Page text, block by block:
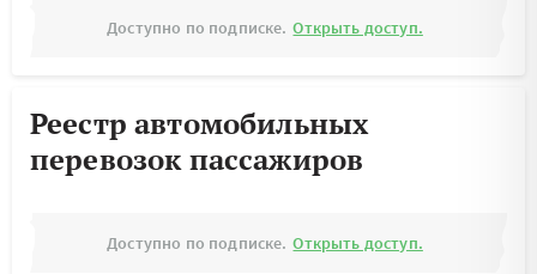
Доступно по подписке. Открыть доступ.
Реестр автомобильных
перевозок пассажиров
Доступно по подписке. Открыть доступ.